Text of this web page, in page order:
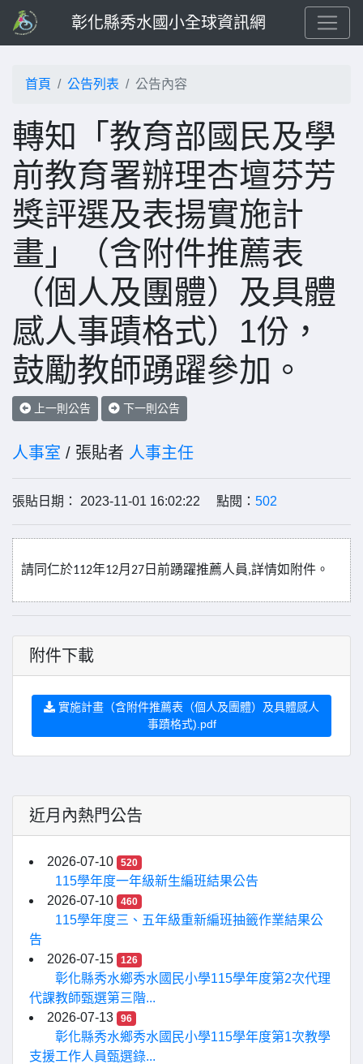
彰化縣秀水國小全球資訊網
首頁 公告列表 公告內容
轉知「教育部國民及學
前教育署辦理杏壇芬芳
獎評選及表揚實施計
畫」（含附件推薦表
（個人及團體）及具體
感人事蹟格式）1份，
鼓勵教師踴躍參加。
上一則公告 下一則公告
人事室 / 張貼者 人事主任
張貼日期： 2023-11-01 16:02:22 點閱： 502
請同仁於112年12月 27 日前踴躍推薦人員,詳情如附件。
附件下載
實施計畫（含附件推薦表（個人及團體）及具體感人
事蹟格式).pdf
近月內熱門公告
2026-07-10 520
115學年度一年級新生編班結果公告
2026-07-10
460
115學年度三、五年級重新編班抽籤作業結果公
告
2026-07-15
126
彰化縣秀水鄉秀水國民小學115學年度第2次代理
代課教師甄選第三階...
2026-07-13
96
彰化縣秀水鄉秀水國民小學115學年度第1次教學
支援工作人員甄選錄...